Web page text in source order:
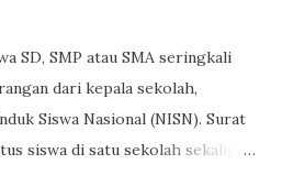
SD, SMP atau SMA seringkali
dari kepala sekolah,
Siswa Nasional (NISN). Surat
siswa di satu sekolah sekaligus